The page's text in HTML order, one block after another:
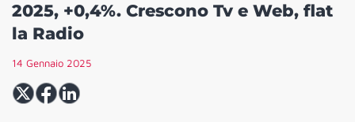
2025, +0,4%. Crescono Tv e Web, flat
la Radio
14 Gennaio 2025